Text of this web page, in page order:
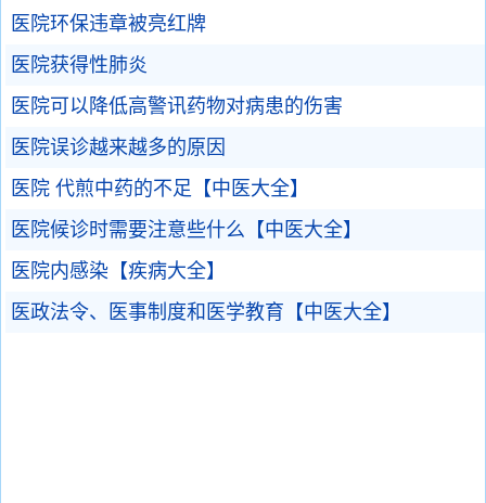
医院环保违章被亮红牌
医院获得性肺炎
医院可以降低高警讯药物对病患的伤害
医院误诊越来越多的原因
医院 代煎中药的不足【中医大全】
医院候诊时需要注意些什么【中医大全】
医院内感染【疾病大全】
医政法令、医事制度和医学教育【中医大全】